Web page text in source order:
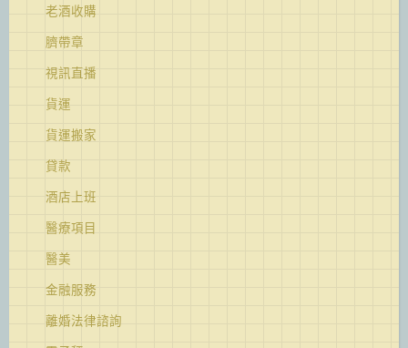
老酒收購
臍帶章
視訊直播
貨運
貨運搬家
貸款
酒店上班
醫療項目
醫美
金融服務
離婚法律諮詢